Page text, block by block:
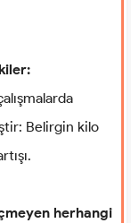
Belirgin kilo
herhangi